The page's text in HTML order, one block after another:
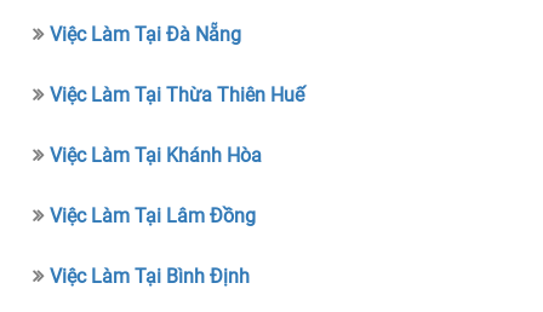
Việc Làm Tại Đà Nẵng
Việc Làm Tại Thừa Thiên Huế
Việc Làm Tại Khánh Hòa
Việc Làm Tại Lâm Đồng
Việc Làm Tại Bình Định